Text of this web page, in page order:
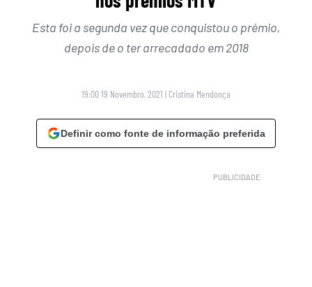
Esta foi a segunda vez que conquistou o prémio,
depois de o ter arrecadado em 2018
19:00 19 Novembro, 2021 | Cristina Mendonça
Definir como fonte de informação preferida